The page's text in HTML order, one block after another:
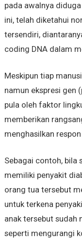
pada awalnya
ini, telah diketahui
tersendiri,
coding DNA dalam
Meskipun tiap
namun ekspresi gen
pula oleh faktor
memberikan
menghasilkan
Sebagai contoh, bila
memiliki penyakit
orang tua tersebut
untuk terkena
anak tersebut sudah
seperti mengurangi